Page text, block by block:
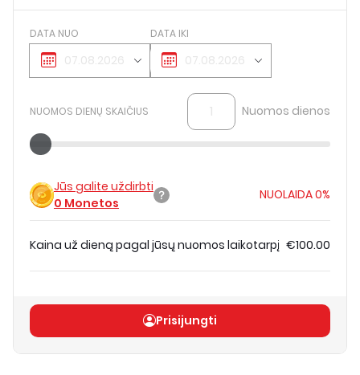
DATA NUO DATA IKI
NUOMOS DIENŲ SKAIČIUS Nuomos dienos
Jūs galite uždirbti
0 Monetos
NUOLAIDA0%
Kaina už dieną pagal jūsų nuomos laikotarpį €100.00
Prisijungti